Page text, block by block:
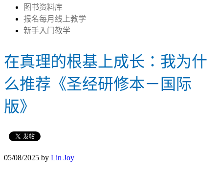
图书资料库
报名每月线上教学
新手入门教学
在真理的根基上成长：我为什
么推荐《圣经研修本－国际
版》
05/08/2025 by Lin Joy